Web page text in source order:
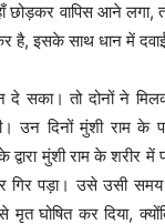
छोड़कर वापिस आने लगा,
है, इसके साथ धान में
दे सका। तो दोनों ने
उन दिनों मुंशी राम के
द्वारा मुंशी राम के शरीर
पड़ा। उसे उसी
मृत घोषित कर दिया,